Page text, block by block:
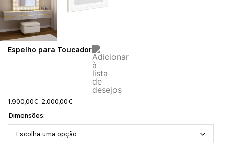
Espelho para Toucador
1.900,00€–2.000,00€
Dimensões